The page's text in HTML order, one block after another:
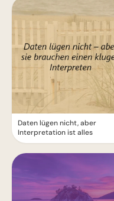
Daten lügen nicht, aber
Interpretation ist alles